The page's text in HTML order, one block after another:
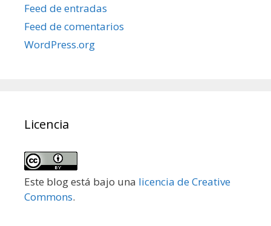
Feed de entradas
Feed de comentarios
WordPress.org
Licencia
Este blog está bajo una licencia de Creative
Commons.